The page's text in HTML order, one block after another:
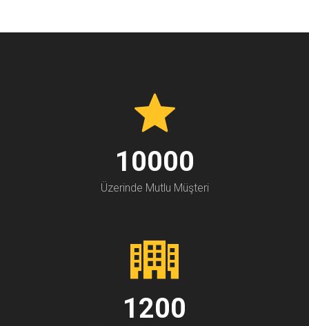
10000
Üzerinde Mutlu Müşteri
1200